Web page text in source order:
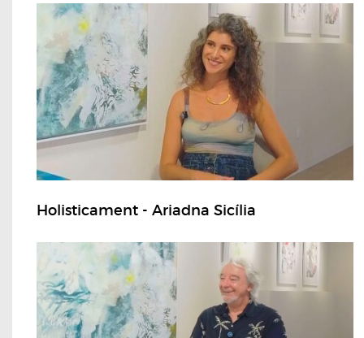
Holisticament - Ariadna Sicília